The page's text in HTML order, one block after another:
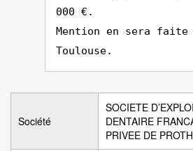
000 €.
Mention en sera faite
Toulouse.
Société
SOCIETE
DENTAIRE
PRIVEE DE